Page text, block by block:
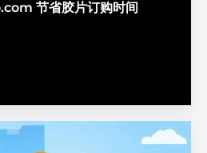
节省胶片订购时间
TIME ON FILM ORDERING